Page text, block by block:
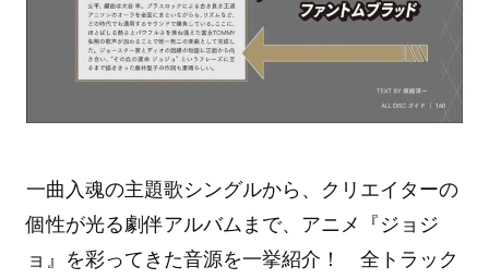
一曲入魂の主題歌シングルから、クリエイターの
個性が光る劇伴アルバムまで、アニメ『ジョジ
ョ』を彩ってきた音源を一挙紹介！ 全トラック